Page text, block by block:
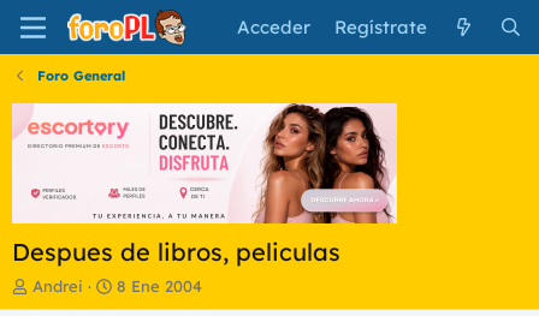
Acceder Regístrate
Foro General
Despues de libros, peliculas
I
n
Andrei
F
e
8 Ene 2004